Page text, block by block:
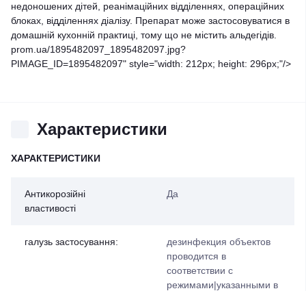
недоношених дітей, реанімаційних відділеннях, операційних
блоках, відділеннях діалізу. Препарат може застосовуватися в
домашній кухонній практиці, тому що не містить альдегідів.
prom.ua/1895482097_1895482097.jpg?
PIMAGE_ID=1895482097" style="width: 212px; height: 296px;"/>
Характеристики
ХАРАКТЕРИСТИКИ
Антикорозійні
властивості
Да
галузь застосування:
дезинфекция объектов
проводится в
соответствии с
режимами|указанными в